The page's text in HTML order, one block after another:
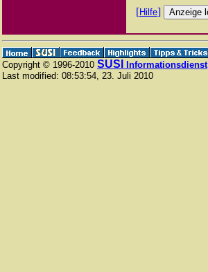
[Hilfe]
Copyright © 1996-2010 SUSI Informationsdienst
Last modified: 08:53:54, 23. Juli 2010